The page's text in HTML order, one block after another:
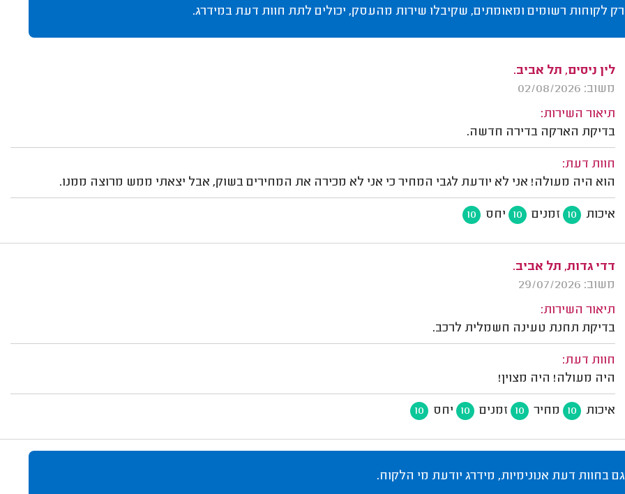
רק לקוחות רשומים ומאומתים, שקיבלו שירות מהעסק, יכולים לתת חוות דעת במידרג.
לין ניסים, תל אביב.
משוב: 02/08/2026
תיאור השירות:
בדיקת הארקה בדירה חדשה.
חוות דעת:
הוא היה מעולה! אני לא יודעת לגבי המחיר כי אני לא מכירה את המחירים בשוק, אבל יצאתי ממש מרוצה ממנו.
איכות 10 זמנים 10 יחס 10
דדי גדות, תל אביב.
משוב: 29/07/2026
תיאור השירות:
בדיקת תחנת טעינה חשמלית לרכב.
חוות דעת:
היה מעולה! היה מצוין!
איכות 10 מחיר 10 זמנים 10 יחס 10
גם בחוות דעת אנונימיות, מידרג יודעת מי הלקוח.